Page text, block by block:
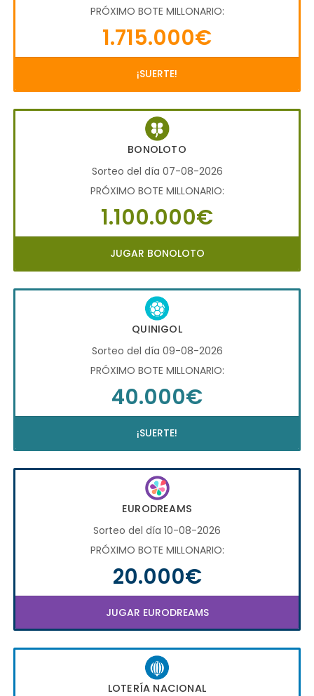
PRÓXIMO BOTE MILLONARIO:
1.715.000€
¡SUERTE!
BONOLOTO
Sorteo del día 07-08-2026
PRÓXIMO BOTE MILLONARIO:
1.100.000€
JUGAR BONOLOTO
QUINIGOL
Sorteo del día 09-08-2026
PRÓXIMO BOTE MILLONARIO:
40.000€
¡SUERTE!
EURODREAMS
Sorteo del día 10-08-2026
PRÓXIMO BOTE MILLONARIO:
20.000€
JUGAR EURODREAMS
LOTERÍA NACIONAL